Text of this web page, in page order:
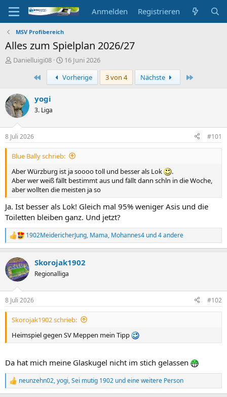
Anmelden Registrieren
MSV Profibereich
Alles zum Spielplan 2026/27
E
e
l
l
e
Danielluigi08
E
r
s
t
m
16 Juni 2026
Erste
Vorherige 3 von 4 Nächste
yogi
3. Liga
8 Juli 2026 #101
Blue Bally schrieb:
Aber Würzburg ist ja soooo toll und besser als Lok
.
Aber wer weiß fällt bestimmt aus und fällt dann schln in die Woche,
aber wollten die meisten ja so
Ja. Ist besser als Lok! Gleich mal 95% weniger Asis und die
Toiletten bleiben ganz. Und jetzt?
R
e
k
t
i
e
n
1902MeidericherJung, Mama, Mohannes4 und 4 andere
Skorojak1902
Regionalliga
8 Juli 2026 #102
Skorojak1902 schrieb:
Heimspiel gegen SV Meppen mein Tipp
Da hat mich meine Glaskugel nicht im stich gelassen
R
e
neunzehn02,yogi,Sei mutig 1902 und eine weitere Person